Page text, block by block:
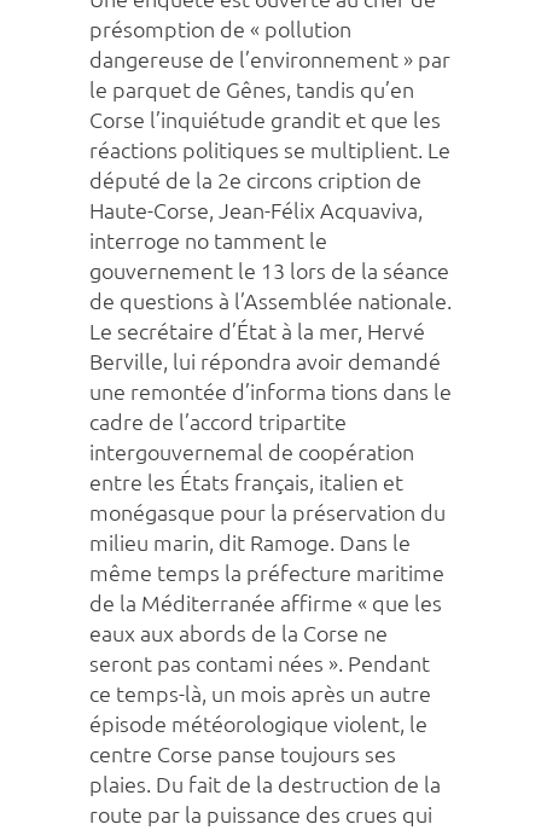
présomption de « pollution
dangereuse de l’environnement » par
le parquet de Gênes, tandis qu’en
Corse l’inquiétude grandit et que les
réactions politiques se multiplient. Le
député de la 2e circons cription de
Haute-Corse, Jean-Félix Acquaviva,
interroge no tamment le
gouvernement le 13 lors de la séance
de questions à l’Assemblée nationale.
Le secrétaire d’État à la mer, Hervé
Berville, lui répondra avoir demandé
une remontée d’informa tions dans le
cadre de l’accord tripartite
intergouvernemal de coopération
entre les États français, italien et
monégasque pour la préservation du
milieu marin, dit Ramoge. Dans le
même temps la préfecture maritime
de la Méditerranée affirme « que les
eaux aux abords de la Corse ne
seront pas contami nées ». Pendant
ce temps-là, un mois après un autre
épisode météorologique violent, le
centre Corse panse toujours ses
plaies. Du fait de la destruction de la
route par la puissance des crues qui